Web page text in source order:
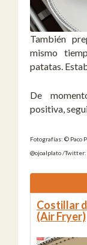
También
mismo
patatas.
De
positiva,
Fotografías: © Paco
@ojoalplato /Twitter:
Costillar
(Air Fryer)